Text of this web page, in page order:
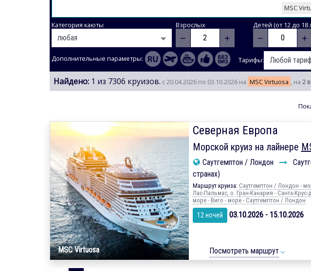
MSC
Категория каюты Взрослых
− +
Детей (от 12 до 18
− +
Дополнительные параметры: Тарифы:
Найдено: 1 из 7306 круизов. с 20.04.2026 по 03.10.2026 на MSC Virtuosa , на 2
MSC Virtuosa
Северная Европа
Морской круиз на лайнере
Саутгемптон / Лондон
странах)
Маршрут круиза: Саутгемптон / Лондон -
Лас-Пальмас, о. Гран-Канария - Санта-
море - Виго - море - Саутгемптон / Лондон
12 ночей 03.10.2026 - 15.10.2026
Посмотреть маршрут